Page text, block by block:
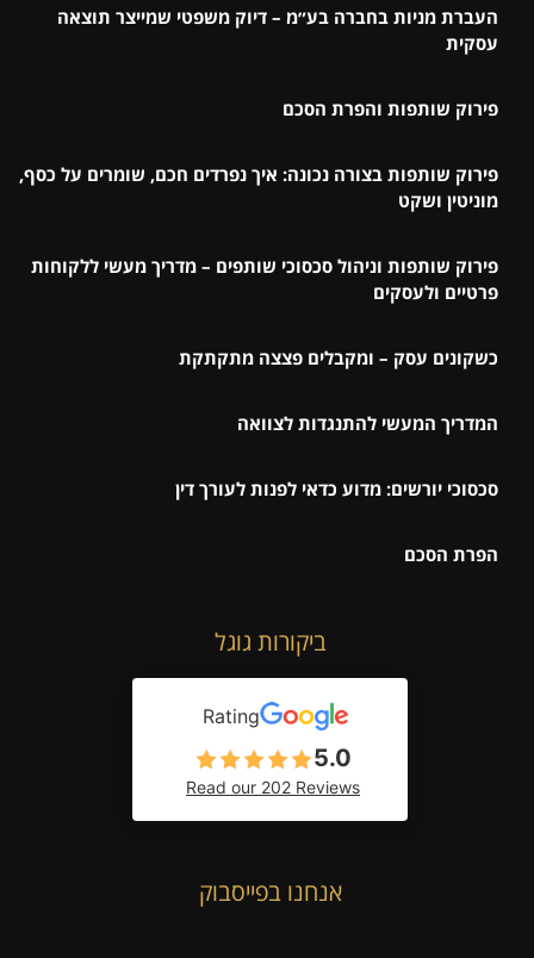
העברת מניות בחברה בע״מ – דיוק משפטי שמייצר תוצאה
עסקית
פירוק שותפות והפרת הסכם
פירוק שותפות בצורה נכונה: איך נפרדים חכם, שומרים על כסף,
מוניטין ושקט
פירוק שותפות וניהול סכסוכי שותפים – מדריך מעשי ללקוחות
פרטיים ולעסקים
כשקונים עסק – ומקבלים פצצה מתקתקת
המדריך המעשי להתנגדות לצוואה
סכסוכי יורשים: מדוע כדאי לפנות לעורך דין
הפרת הסכם
ביקורות גוגל
Rating
5.0
Read our 202 Reviews
אנחנו בפייסבוק